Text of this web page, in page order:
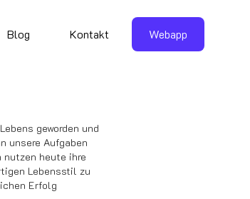
Blog Kontakt Webapp
geworden und
unsere Aufgaben
heute ihre
Lebensstil zu
Erfolg